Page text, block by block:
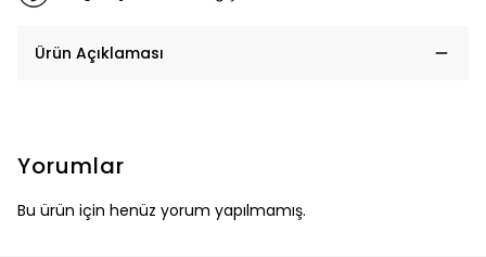
Ürün Açıklaması
Yorumlar
Bu ürün için henüz yorum yapılmamış.